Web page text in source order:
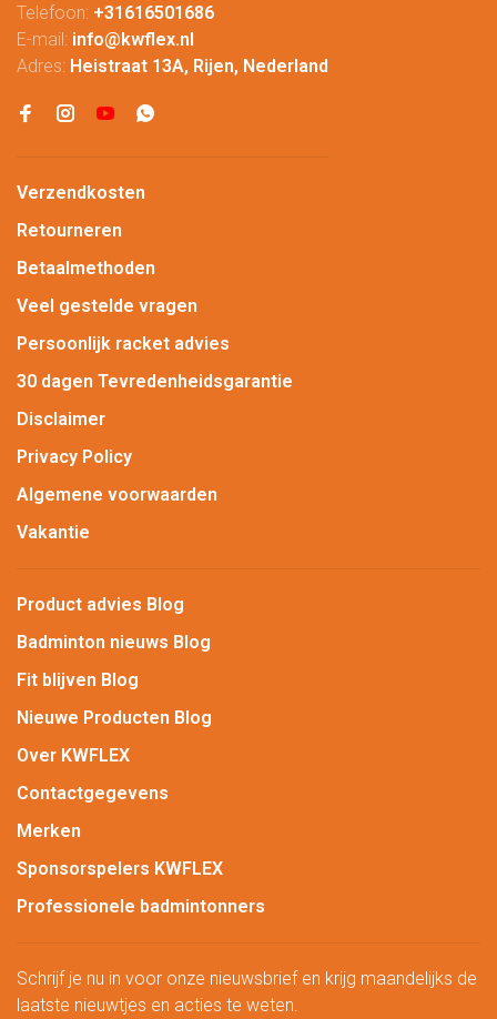
Telefoon: +31616501686
E-mail: info@kwflex.nl
Adres: Heistraat 13A, Rijen, Nederland
Verzendkosten
Retourneren
Betaalmethoden
Veel gestelde vragen
Persoonlijk racket advies
30 dagen Tevredenheidsgarantie
Disclaimer
Privacy Policy
Algemene voorwaarden
Vakantie
Product advies Blog
Badminton nieuws Blog
Fit blijven Blog
Nieuwe Producten Blog
Over KWFLEX
Contactgegevens
Merken
Sponsorspelers KWFLEX
Professionele badmintonners
Schrijf je nu in voor onze nieuwsbrief en krijg maandelijks de
laatste nieuwtjes en acties te weten.